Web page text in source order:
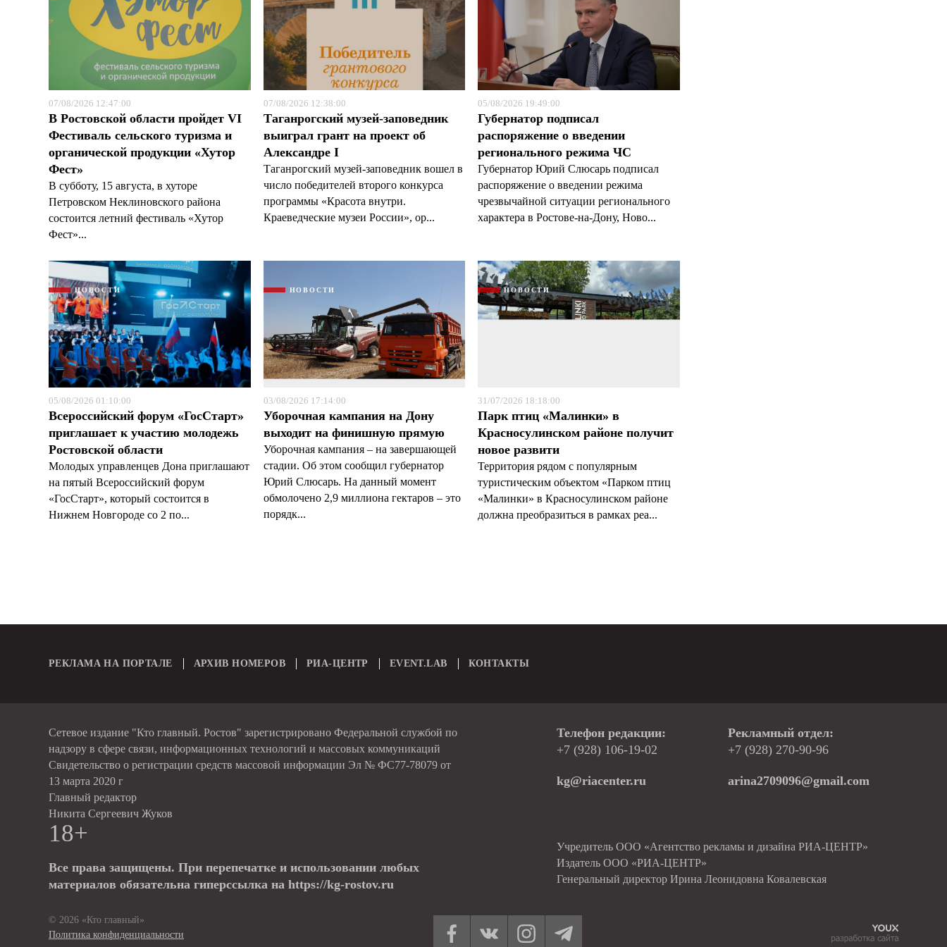
07/08/2026 12:47:00
В Ростовской области пройдет VI
Фестиваль сельского туризма и
органической продукции «Хутор
Фест»
В субботу, 15 августа, в хуторе
Петровском Неклиновского района
состоится летний фестиваль «Хутор
Фест»...
07/08/2026 12:38:00
Таганрогский музей-заповедник
выиграл грант на проект об
Александре I
Таганрогский музей-заповедник вошел в
число победителей второго конкурса
программы «Красота внутри.
Краеведческие музеи России», ор...
05/08/2026 19:49:00
Губернатор подписал
распоряжение о введении
регионального режима ЧС
Губернатор Юрий Слюсарь подписал
распоряжение о введении режима
чрезвычайной ситуации регионального
характера в Ростове-на-Дону, Ново...
НОВОСТИ
05/08/2026 01:10:00
Всероссийский форум «ГосСтарт»
приглашает к участию молодежь
Ростовской области
Молодых управленцев Дона приглашают
на пятый Всероссийский форум
«ГосСтарт», который состоится в
Нижнем Новгороде со 2 по...
НОВОСТИ
03/08/2026 17:14:00
Уборочная кампания на Дону
выходит на финишную прямую
Уборочная кампания – на завершающей
стадии. Об этом сообщил губернатор
Юрий Слюсарь. На данный момент
обмолочено 2,9 миллиона гектаров – это
порядк...
НОВОСТИ
31/07/2026 18:18:00
Парк птиц «Малинки» в
Красносулинском районе получит
новое развити
Территория рядом с популярным
туристическим объектом «Парком птиц
«Малинки» в Красносулинском районе
должна преобразиться в рамках реа...
РЕКЛАМА НА ПОРТАЛЕ АРХИВ НОМЕРОВ РИА-ЦЕНТР EVENT.LAB КОНТАКТЫ
Сетевое издание "Кто главный. Ростов" зарегистрировано Федеральной службой по
надзору в сфере связи, информационных технологий и массовых коммуникаций
Свидетельство о регистрации средств массовой информации Эл № ФС77-78079 от
13 марта 2020 г
Главный редактор
Никита Сергеевич Жуков
18+
Все права защищены. При перепечатке и использовании любых
материалов обязательна гиперссылка на https://kg-rostov.ru
Телефон редакции:
+7 (928) 106-19-02
kg@riacenter.ru
Рекламный отдел:
+7 (928) 270-90-96
arina2709096@gmail.com
Учредитель ООО «Агентство рекламы и дизайна РИА-ЦЕНТР»
Издатель ООО «РИА-ЦЕНТР»
Генеральный директор Ирина Леонидовна Ковалевская
© 2026 «Кто главный»
Политика конфиденциальности